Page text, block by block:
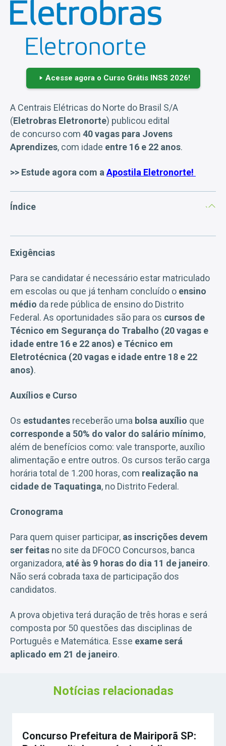
Acesse agora o Curso Grátis INSS 2026!
A Centrais Elétricas do Norte do Brasil S/A
(Eletrobras Eletronorte) publicou edital
de concurso com 40 vagas para Jovens
Aprendizes, com idade entre 16 e 22 anos.
>> Estude agora com a Apostila Eletronorte!
Índice
Exigências
Para se candidatar é necessário estar matriculado
em escolas ou que já tenham concluído o ensino
médio da rede pública de ensino do Distrito
Federal. As oportunidades são para os cursos de
Técnico em Segurança do Trabalho (20 vagas e
idade entre 16 e 22 anos) e Técnico em
Eletrotécnica (20 vagas e idade entre 18 e 22
anos).
Auxílios e Curso
Os estudantes receberão uma bolsa auxílio que
corresponde a 50% do valor do salário mínimo,
além de benefícios como: vale transporte, auxílio
alimentação e entre outros. Os cursos terão carga
horária total de 1.200 horas, com realização na
cidade de Taquatinga, no Distrito Federal.
Cronograma
Para quem quiser participar, as inscrições devem
ser feitas no site da DFOCO Concursos, banca
organizadora, até às 9 horas do dia 11 de janeiro.
Não será cobrada taxa de participação dos
candidatos.
A prova objetiva terá duração de três horas e será
composta por 50 questões das disciplinas de
Português e Matemática. Esse exame será
aplicado em 21 de janeiro.
Notícias relacionadas
Concurso Prefeitura de Mairiporã SP: